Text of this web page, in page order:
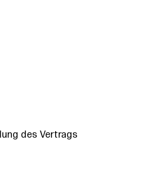
des Vertrags